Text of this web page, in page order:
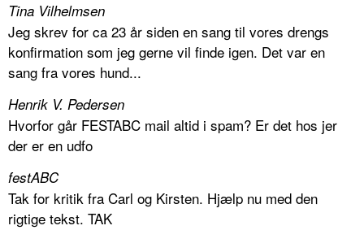
Tina Vilhelmsen
Jeg skrev for ca 23 år siden en sang til vores drengs
konfirmation som jeg gerne vil finde igen. Det var en
sang fra vores hund...
Henrik V. Pedersen
Hvorfor går FESTABC mail altid i spam? Er det hos jer
der er en udfo
festABC
Tak for kritik fra Carl og Kirsten. Hjælp nu med den
rigtige tekst. TAK